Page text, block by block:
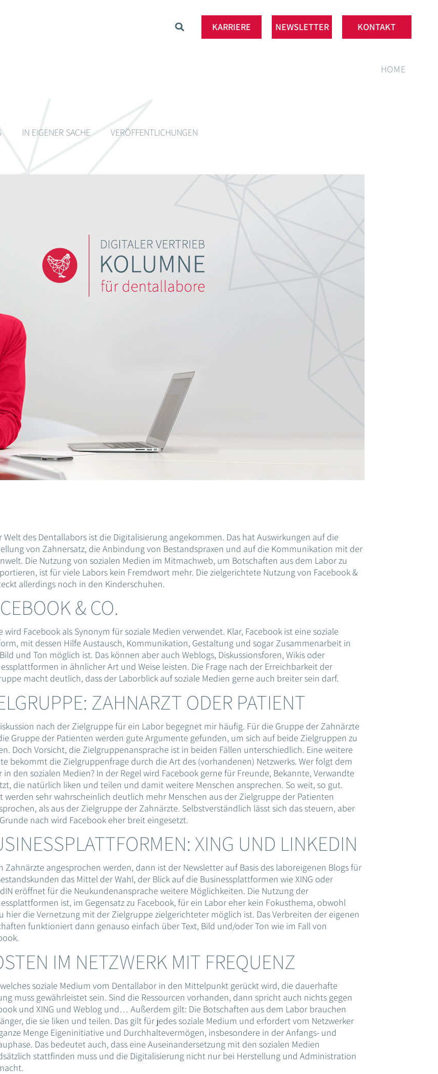
KARRIERE NEWSLETTER KONTAKT
HOME
IN EIGENER SACHE VERÖFFENTLICHUNGEN
Welt des Dentallabors ist die Digitalisierung angekommen. Das hat Auswirkungen auf die
von Zahnersatz, die Anbindung von Bestandspraxen und auf die Kommunikation mit der
Die Nutzung von sozialen Medien im Mitmachweb, um Botschaften aus dem Labor zu
ist für viele Labors kein Fremdwort mehr. Die zielgerichtete Nutzung von Facebook &
allerdings noch in den Kinderschuhen.
& CO.
wird Facebook als Synonym für soziale Medien verwendet. Klar, Facebook ist eine soziale
mit dessen Hilfe Austausch, Kommunikation, Gestaltung und sogar Zusammenarbeit in
und Ton möglich ist. Das können aber auch Weblogs, Diskussionsforen, Wikis oder
in ähnlicher Art und Weise leisten. Die Frage nach der Erreichbarkeit der
macht deutlich, dass der Laborblick auf soziale Medien gerne auch breiter sein darf.
ZAHNARZT ODER PATIENT
nach der Zielgruppe für ein Labor begegnet mir häufig. Für die Gruppe der Zahnärzte
Gruppe der Patienten werden gute Argumente gefunden, um sich auf beide Zielgruppen zu
Doch Vorsicht, die Zielgruppenansprache ist in beiden Fällen unterschiedlich. Eine weitere
bekommt die Zielgruppenfrage durch die Art des (vorhandenen) Netzwerks. Wer folgt dem
in den sozialen Medien? In der Regel wird Facebook gerne für Freunde, Bekannte, Verwandte
die natürlich liken und teilen und damit weitere Menschen ansprechen. So weit, so gut.
werden sehr wahrscheinlich deutlich mehr Menschen aus der Zielgruppe der Patienten
als aus der Zielgruppe der Zahnärzte. Selbstverständlich lässt sich das steuern, aber
nach wird Facebook eher breit eingesetzt.
XING UND LINKEDIN
Zahnärzte angesprochen werden, dann ist der Newsletter auf Basis des laboreigenen Blogs für
das Mittel der Wahl, der Blick auf die Businessplattformen wie XING oder
eröffnet für die Neukundenansprache weitere Möglichkeiten. Die Nutzung der
ist, im Gegensatz zu Facebook, für ein Labor eher kein Fokusthema, obwohl
hier die Vernetzung mit der Zielgruppe zielgerichteter möglich ist. Das Verbreiten der eigenen
funktioniert dann genauso einfach über Text, Bild und/oder Ton wie im Fall von
IM NETZWERK MIT FREQUENZ
welches soziale Medium vom Dentallabor in den Mittelpunkt gerückt wird, die dauerhafte
muss gewährleistet sein. Sind die Ressourcen vorhanden, dann spricht auch nichts gegen
und XING und Weblog und… Außerdem gilt: Die Botschaften aus dem Labor brauchen
die sie liken und teilen. Das gilt für jedes soziale Medium und erfordert vom Netzwerker
Menge Eigeninitiative und Durchhaltevermögen, insbesondere in der Anfangs- und
Das bedeutet auch, dass eine Auseinandersetzung mit den sozialen Medien
stattfinden muss und die Digitalisierung nicht nur bei Herstellung und Administration